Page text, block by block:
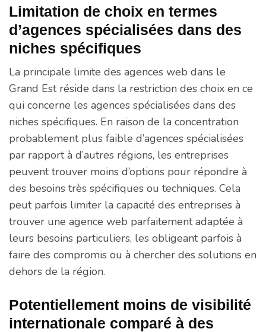
Limitation de choix en termes
d’agences spécialisées dans des
niches spécifiques
La principale limite des agences web dans le
Grand Est réside dans la restriction des choix en ce
qui concerne les agences spécialisées dans des
niches spécifiques. En raison de la concentration
probablement plus faible d’agences spécialisées
par rapport à d’autres régions, les entreprises
peuvent trouver moins d’options pour répondre à
des besoins très spécifiques ou techniques. Cela
peut parfois limiter la capacité des entreprises à
trouver une agence web parfaitement adaptée à
leurs besoins particuliers, les obligeant parfois à
faire des compromis ou à chercher des solutions en
dehors de la région.
Potentiellement moins de visibilité
internationale comparé à des